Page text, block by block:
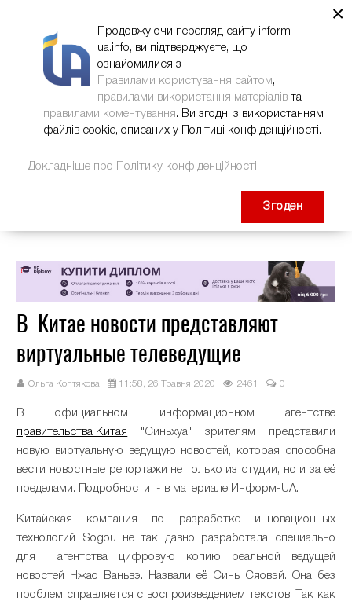
В Китае новости представляют
виртуальные телеведущие
Ольга Коптякова 11:58, 26 Травня 2020 2461 0
В официальном информационном агентстве
правительства Китая "Синьхуа" зрителям представили
новую виртуальную ведущую новостей, которая способна
вести новостные репортажи не только из студии, но и за её
пределами. Подробности - в материале Информ-UA.
Китайская компания по разработке инновационных
технологий Sogou не так давно разработала специально
для агентства цифровую копию реальной ведущей
новостей Чжао Ваньвэ. Назвали её Синь Сяовэй. Она без
проблем справляется с воспроизведением текстов. Так как
×
Продовжуючи перегляд сайту inform-
ua.info, ви підтверджуєте, що
ознайомилися з
Правилами користування сайтом,
правилами використання матеріалів та
правилами коментування. Ви згодні з використанням
файлів cookie, описаних у Політиці конфіденційності.
Докладніше про Політику конфіденційності
Згоден